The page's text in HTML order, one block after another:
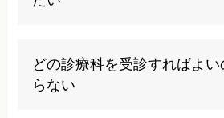
患が隠れている場合があるため
は医療機関での検査が重要です
むくみは血栓症の可能性もあり
どの診療科を受診すればよ
らない